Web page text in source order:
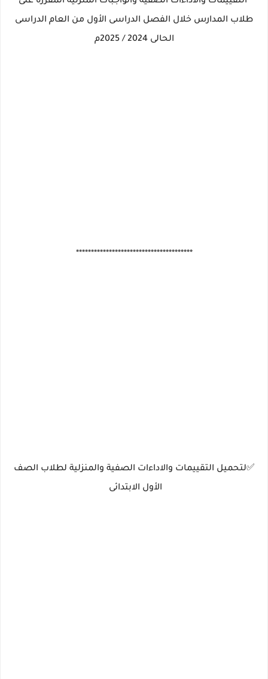
طلاب المدارس خلال الفصل الدراسى الأول من العام الدراسى
الحالى 2024 / 2025م
***************************************
✅لتحميل التقييمات والاداءات الصفية والمنزلية لطلاب الصف
الأول الابتدائى